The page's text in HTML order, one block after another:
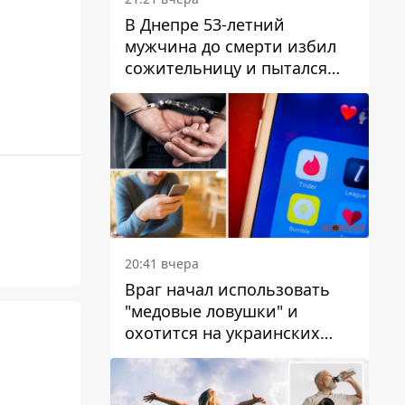
В Днепре 53-летний
мужчина до смерти избил
сожительницу и пытался
скрыть преступление:
детали
20:41 вчера
Враг начал использовать
"медовые ловушки" и
охотится на украинских
военнослужащих